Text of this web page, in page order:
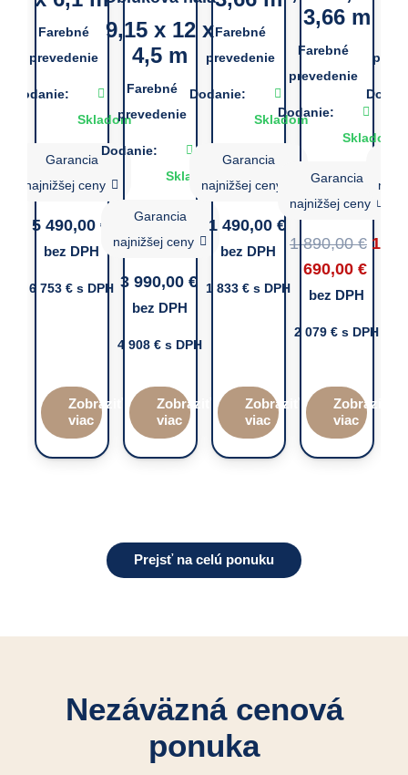
Farebné
prevedenie
Dodanie:
Skladom
Garancia
najnižšej ceny
5 490,00 €
bez DPH
6 753 € s DPH
Zobraziť
viac
9,15 x 12 x
4,5 m
Farebné
prevedenie
Dodanie:
Skladom
Garancia
najnižšej ceny
3 990,00 €
bez DPH
4 908 € s DPH
Zobraziť
viac
Farebné
prevedenie
Dodanie:
Skladom
Garancia
najnižšej ceny
1 490,00 €
bez DPH
1 833 € s DPH
Zobraziť
viac
3,66 m
Farebné
prevedenie
Dodanie:
Skladom
Garancia
najnižšej ceny
1 890,00€ 1
690,00 €
bez DPH
2 079 € s DPH
Zobraziť
viac
Prejsť na celú ponuku
Nezáväzná cenová
ponuka